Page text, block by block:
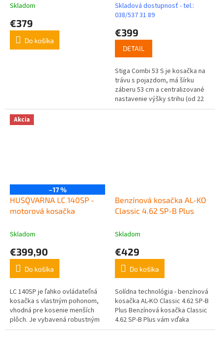
Skladom
€379
Do košíka
Skladová dostupnosť - tel.:
038/537 31 89
€399
DETAIL
Stiga Combi 53 S je kosačka na
trávu s pojazdom, má šírku
záberu 53 cm a centralizované
nastavenie výšky strihu (od 22
do 80 mm). Táto kosačka na
Akcia
–17 %
HUSQVARNA LC 140SP -
motorová kosačka
Skladom
€399,90
Do košíka
LC 140SP je ľahko ovládateľná
kosačka s vlastným pohonom,
vhodná pre kosenie menších
plôch. Je vybavená robustným
oceľovým žacím ústrojenstvom
Benzínová kosačka AL-KO
Classic 4.62 SP-B Plus
Skladom
€429
Do košíka
Solídna technológia - benzínová
kosačka AL-KO Classic 4.62 SP-B
Plus Benzínová kosačka Classic
4.62 SP-B Plus vám vďaka
spoľahlivým a mnohým účinným